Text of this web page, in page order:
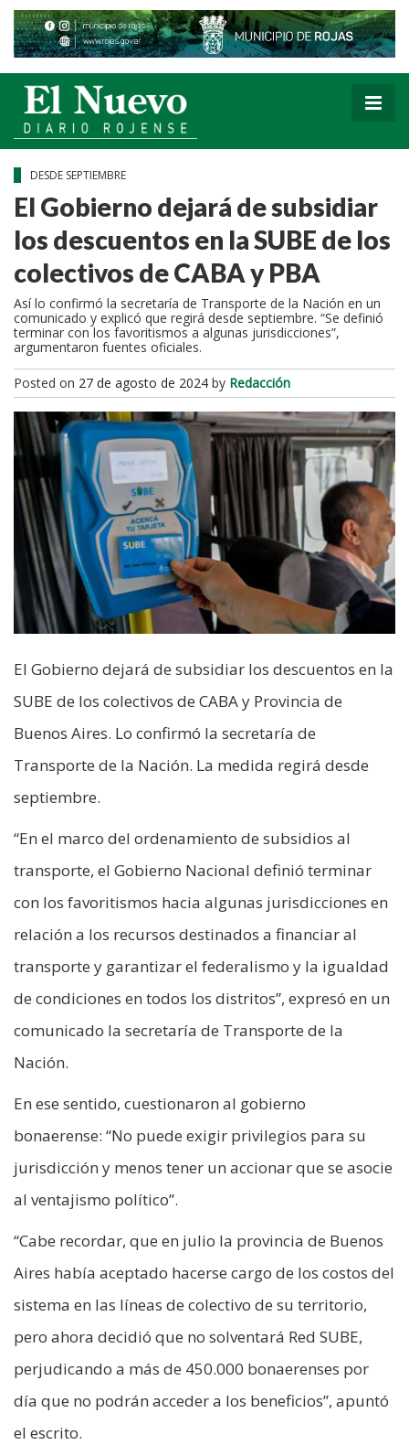
DESDE SEPTIEMBRE
El Gobierno dejará de subsidiar
los descuentos en la SUBE de los
colectivos de CABA y PBA
Así lo confirmó la secretaría de Transporte de la Nación en un
comunicado y explicó que regirá desde septiembre. “Se definió
terminar con los favoritismos a algunas jurisdicciones”,
argumentaron fuentes oficiales.
Posted on 27 de agosto de 2024 by Redacción
El Gobierno dejará de subsidiar los descuentos en la
SUBE de los colectivos de CABA y Provincia de
Buenos Aires. Lo confirmó la secretaría de
Transporte de la Nación. La medida regirá desde
septiembre.
“En el marco del ordenamiento de subsidios al
transporte, el Gobierno Nacional definió terminar
con los favoritismos hacia algunas jurisdicciones en
relación a los recursos destinados a financiar al
transporte y garantizar el federalismo y la igualdad
de condiciones en todos los distritos”, expresó en un
comunicado la secretaría de Transporte de la
Nación.
En ese sentido, cuestionaron al gobierno
bonaerense: “No puede exigir privilegios para su
jurisdicción y menos tener un accionar que se asocie
al ventajismo político”.
“Cabe recordar, que en julio la provincia de Buenos
Aires había aceptado hacerse cargo de los costos del
sistema en las líneas de colectivo de su territorio,
pero ahora decidió que no solventará Red SUBE,
perjudicando a más de 450.000 bonaerenses por
día que no podrán acceder a los beneficios”, apuntó
el escrito.